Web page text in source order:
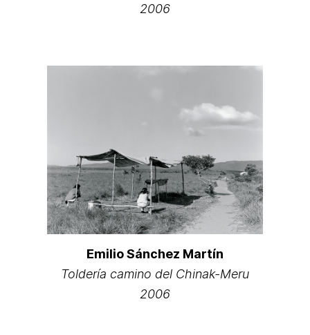
2006
Emilio Sánchez Martín
Toldería camino del Chinak-Meru
2006